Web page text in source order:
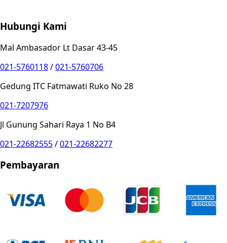
Hubungi Kami
Mal Ambasador Lt Dasar 43-45
021-5760118/021-5760706
Gedung ITC Fatmawati Ruko No 28
021-7207976
Jl Gunung Sahari Raya 1 No B4
021-22682555/021-22682277
Pembayaran